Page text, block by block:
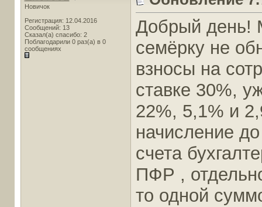
Новичок
Регистрация: 12.04.2016
Сообщений: 13
Сказал(а) спасибо: 2
Поблагодарили 0 раз(а) в 0
сообщениях
Добрый день!
семёрку не
взносы на
ставке 30%,
22%, 5,1% и
начисление
счета
ПФР ,
то одной